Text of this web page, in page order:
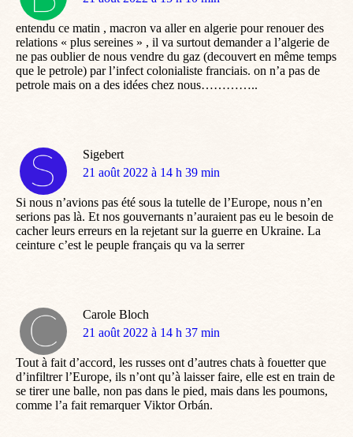
entendu ce matin , macron va aller en algerie pour renouer des
relations « plus sereines » , il va surtout demander a l’algerie de
ne pas oublier de nous vendre du gaz (decouvert en même temps
que le petrole) par l’infect colonialiste franciais. on n’a pas de
petrole mais on a des idées chez nous…………..
Sigebert
dit
21 août 2022 à 14 h 39 min
Si nous n’avions pas été sous la tutelle de l’Europe, nous n’en
serions pas là. Et nos gouvernants n’auraient pas eu le besoin de
cacher leurs erreurs en la rejetant sur la guerre en Ukraine. La
ceinture c’est le peuple français qu va la serrer
Carole Bloch
dit
21 août 2022 à 14 h 37 min
Tout à fait d’accord, les russes ont d’autres chats à fouetter que
d’infiltrer l’Europe, ils n’ont qu’à laisser faire, elle est en train de
se tirer une balle, non pas dans le pied, mais dans les poumons,
comme l’a fait remarquer Viktor Orbán.